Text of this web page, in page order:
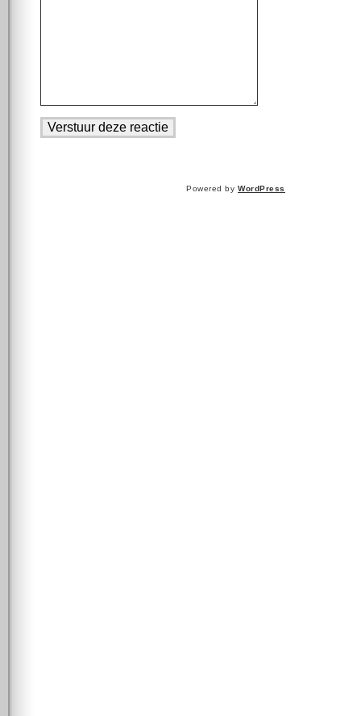
Powered byWordPress